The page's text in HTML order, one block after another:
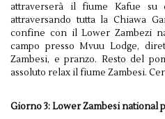
attraverserà il fiume Kafue su
attraversando tutta la Chiawa
confine con il Lower Zambezi
campo presso Mvuu Lodge,
Zambesi, e pranzo. Resto del
assoluto relax il fiume Zambesi.
Giorno 3: Lower Zambesi national